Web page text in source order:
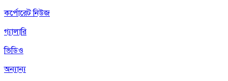
কর্পোরেট নিউজ
গ্যালারি
ভিডিও
অন্যান্য